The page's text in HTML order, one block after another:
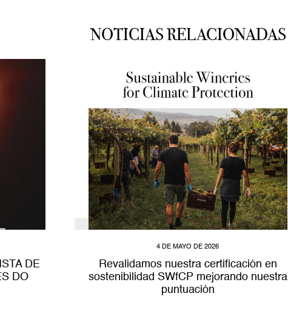
NOTICIAS RELACIONADAS
DE
DO
4 DE MAYO DE 2026
Revalidamos nuestra certificación en
sostenibilidad SWfCP mejorando nuestra
puntuación